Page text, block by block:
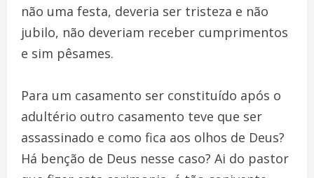
não uma festa, deveria ser tristeza e não
jubilo, não deveriam receber cumprimentos
e sim pêsames.
Para um casamento ser constituído após o
adultério outro casamento teve que ser
assassinado e como fica aos olhos de Deus?
Há benção de Deus nesse caso? Ai do pastor